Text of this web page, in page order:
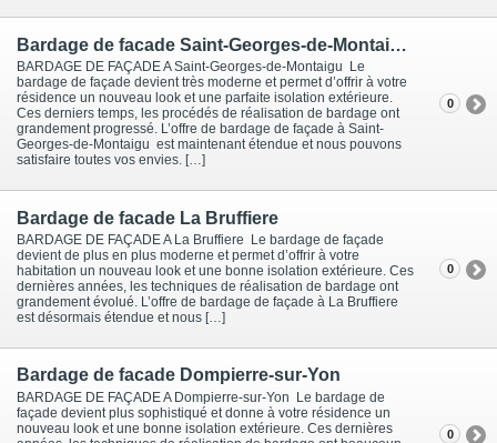
Bardage de facade Saint-Georges-de-Montaigu
BARDAGE DE FAÇADE A Saint-Georges-de-Montaigu Le
bardage de façade devient très moderne et permet d’offrir à votre
résidence un nouveau look et une parfaite isolation extérieure.
Ces derniers temps, les procédés de réalisation de bardage ont
grandement progressé. L’offre de bardage de façade à Saint-
Georges-de-Montaigu est maintenant étendue et nous pouvons
satisfaire toutes vos envies. […]
0
Bardage de facade La Bruffiere
BARDAGE DE FAÇADE A La Bruffiere Le bardage de façade
devient de plus en plus moderne et permet d’offrir à votre
habitation un nouveau look et une bonne isolation extérieure. Ces
dernières années, les techniques de réalisation de bardage ont
grandement évolué. L’offre de bardage de façade à La Bruffiere
est désormais étendue et nous […]
0
Bardage de facade Dompierre-sur-Yon
BARDAGE DE FAÇADE A Dompierre-sur-Yon Le bardage de
façade devient plus sophistiqué et donne à votre résidence un
nouveau look et une bonne isolation extérieure. Ces dernières
0